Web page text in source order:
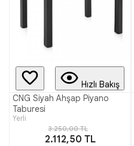
Hızlı Bakış
CNG Siyah Ahşap Piyano
Taburesi
Yerli
3.250,00 TL
2.112,50 TL